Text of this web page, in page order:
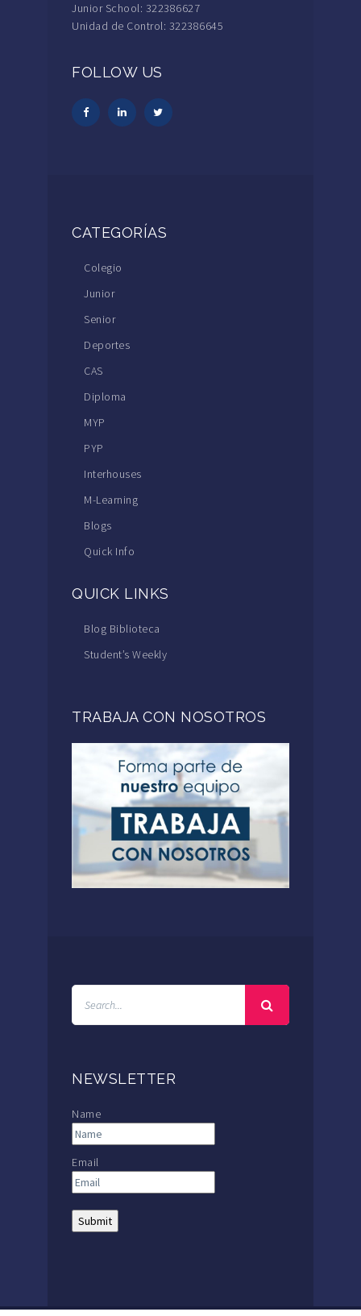
Junior School: 322386627
Unidad de Control: 322386645
FOLLOW US
CATEGORÍAS
Colegio
Junior
Senior
Deportes
CAS
Diploma
MYP
PYP
Interhouses
M-Learning
Blogs
Quick Info
QUICK LINKS
Blog Biblioteca
Student’s Weekly
TRABAJA CON NOSOTROS
NEWSLETTER
Name
Email